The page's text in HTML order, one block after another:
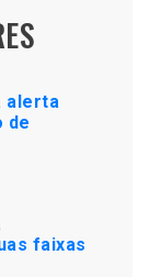
alerta
de
faixas